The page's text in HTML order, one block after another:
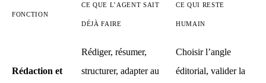
FONCTION
CE QUE L’AGENT SAIT
DÉJÀ FAIRE
CE QUI RESTE
HUMAIN
Rédaction et
Rédiger, résumer,
structurer, adapter au
Choisir l’angle
éditorial, valider la